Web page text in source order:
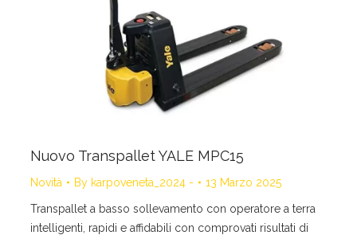
Nuovo Transpallet YALE MPC15
Novità By karpoveneta_2024 - 13 Marzo 2025
Transpallet a basso sollevamento con operatore a terra
intelligenti, rapidi e affidabili con comprovati risultati di